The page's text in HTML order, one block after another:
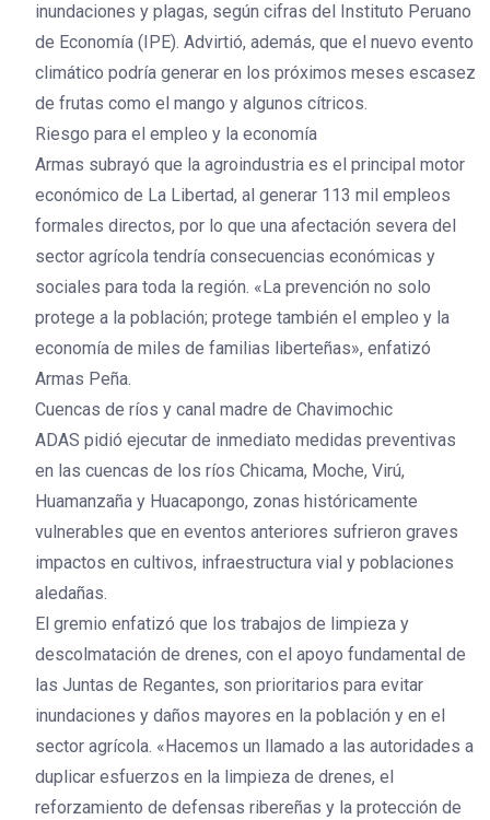
inundaciones y plagas, según cifras del Instituto Peruano
de Economía (IPE). Advirtió, además, que el nuevo evento
climático podría generar en los próximos meses escasez
de frutas como el mango y algunos cítricos.
Riesgo para el empleo y la economía
Armas subrayó que la agroindustria es el principal motor
económico de La Libertad, al generar 113 mil empleos
formales directos, por lo que una afectación severa del
sector agrícola tendría consecuencias económicas y
sociales para toda la región. «La prevención no solo
protege a la población; protege también el empleo y la
economía de miles de familias liberteñas», enfatizó
Armas Peña.
Cuencas de ríos y canal madre de Chavimochic
ADAS pidió ejecutar de inmediato medidas preventivas
en las cuencas de los ríos Chicama, Moche, Virú,
Huamanzaña y Huacapongo, zonas históricamente
vulnerables que en eventos anteriores sufrieron graves
impactos en cultivos, infraestructura vial y poblaciones
aledañas.
El gremio enfatizó que los trabajos de limpieza y
descolmatación de drenes, con el apoyo fundamental de
las Juntas de Regantes, son prioritarios para evitar
inundaciones y daños mayores en la población y en el
sector agrícola. «Hacemos un llamado a las autoridades a
duplicar esfuerzos en la limpieza de drenes, el
reforzamiento de defensas ribereñas y la protección de